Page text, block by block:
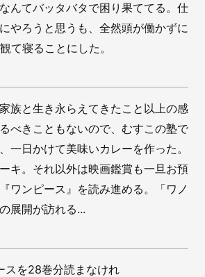
んてバッタバタで困り果ててる。仕
やろうと思うも、全然頭が働かずに
て寝ることにした。
族と生き永らえてきたこと以上の感
べきこともないので、むすこの塾で
一日かけて美味いカレーを作った。
キ。それ以外は映画鑑賞も一旦お預
ワンピース』を読み進める。「ワノ
展開が訪れる...
スを28巻分読まなけれ